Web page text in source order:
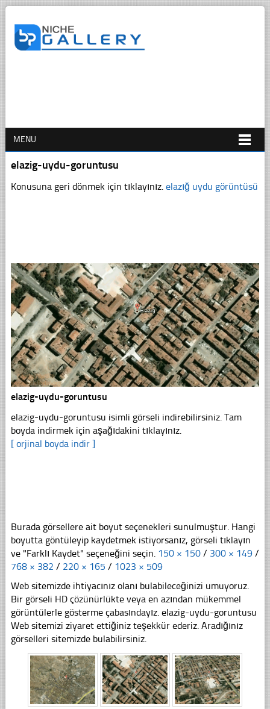
MENU
elazig-uydu-goruntusu
Konusuna geri dönmek için tıklayınız. elazığ uydu görüntüsü
elazig-uydu-goruntusu
elazig-uydu-goruntusu isimli görseli indirebilirsiniz. Tam
boyda indirmek için aşağıdakini tıklayınız.
[ orjinal boyda indir ]
Burada görsellere ait boyut seçenekleri sunulmuştur. Hangi
boyutta göntüleyip kaydetmek istiyorsanız, görseli tıklayın
ve "Farklı Kaydet" seçeneğini seçin. 150 × 150 / 300 × 149 /
768 × 382 / 220 × 165 / 1023 × 509
Web sitemizde ihtiyacınız olanı bulabileceğinizi umuyoruz.
Bir görseli HD çözünürlükte veya en azından mükemmel
görüntülerle gösterme çabasındayız. elazig-uydu-goruntusu
Web sitemizi ziyaret ettiğiniz teşekkür ederiz. Aradığınız
görselleri sitemizde bulabilirsiniz.